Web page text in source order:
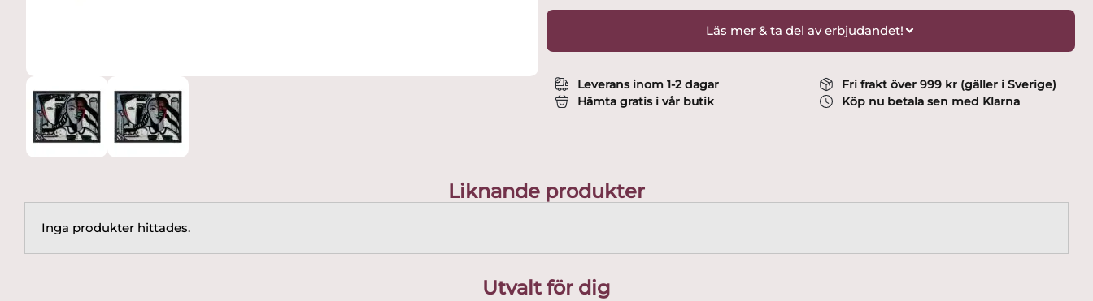
Läs mer & ta del av erbjudandet!
Leverans inom 1-2 dagar
Hämta gratis i vår butik
Fri frakt över 999 kr (gäller i Sverige)
Köp nu betala sen med Klarna
Liknande produkter
Inga produkter hittades.
Utvalt för dig